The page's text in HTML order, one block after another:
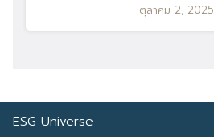
ตุลาคม 2, 2025
ESG Universe